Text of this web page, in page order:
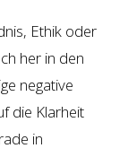
Ethik oder
her in den
negative
die Klarheit
in